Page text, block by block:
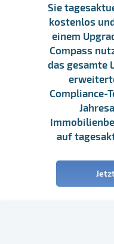
Sie
kostenlos
einem
Compass
das gesamte
Compliance-
auf